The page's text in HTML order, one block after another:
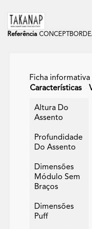
Referência
Ficha informativa
Características
Altura Do
Assento
Profundidade
Do Assento
Dimensões
Módulo Sem
Braços
Dimensões
Puff